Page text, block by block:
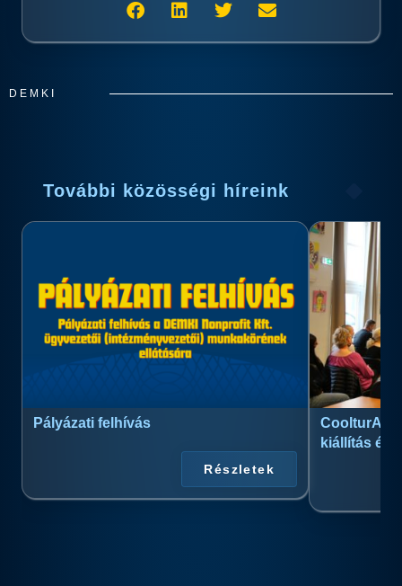
DEMKI
További közösségi híreink
Pályázati felhívás
Részletek
kiállítás és